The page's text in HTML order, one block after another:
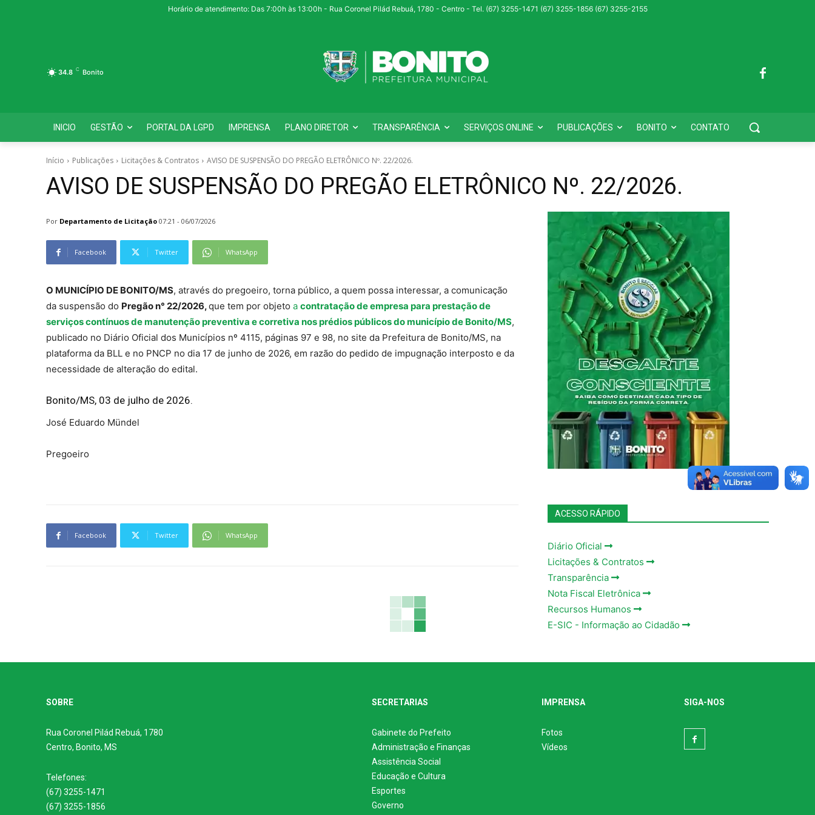
Horário de atendimento: Das 7:00h às 13:00h - Rua Coronel Pilád Rebuá, 1780 - Centro - Tel. (67) 3255-1471 (67) 3255-1856 (67) 3255-2155
34.8 C Bonito
INICIO GESTÃO PORTAL DA LGPD IMPRENSA PLANO DIRETOR TRANSPARÊNCIA SERVIÇOS ONLINE PUBLICAÇÕES BONITO CONTATO
Início Publicações Licitações & Contratos AVISO DE SUSPENSÃO DO PREGÃO ELETRÔNICO Nº. 22/2026.
AVISO DE SUSPENSÃO DO PREGÃO ELETRÔNICO Nº. 22/2026.
Por Departamento de Licitação 07:21 - 06/07/2026
Facebook Twitter WhatsApp
O MUNICÍPIO DE BONITO/MS, através do pregoeiro, torna público, a quem possa interessar, a comunicação
da suspensão do Pregão n° 22/2026,que tem por objeto a contratação de empresa para prestação de
serviços contínuos de manutenção preventiva e corretiva nos prédios públicos do município de Bonito/MS,
publicado no Diário Oficial dos Municípios nº 4115, páginas 97 e 98, no site da Prefeitura de Bonito/MS, na
plataforma da BLL e no PNCP no dia 17 de junho de 2026, em razão do pedido de impugnação interposto e da
necessidade de alteração do edital.
Bonito/MS, 03 de julho de 2026.
José Eduardo Mündel
Pregoeiro
Facebook Twitter WhatsApp
ACESSO RÁPIDO
Diário Oficial
Licitações & Contratos
Transparência
Nota Fiscal Eletrônica
Recursos Humanos
E-SIC - Informação ao Cidadão
SOBRE
Rua Coronel Pilád Rebuá, 1780
Centro, Bonito, MS
Telefones:
(67) 3255-1471
(67) 3255-1856
SECRETARIAS
Gabinete do Prefeito
Administração e Finanças
Assistência Social
Educação e Cultura
Esportes
Governo
IMPRENSA
Fotos
Vídeos
SIGA-NOS